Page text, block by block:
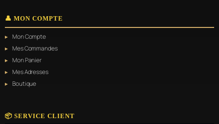
👤 MON COMPTE
Mon Compte
Mes Commandes
Mon Panier
Mes Adresses
Boutique
📦 SERVICE CLIENT